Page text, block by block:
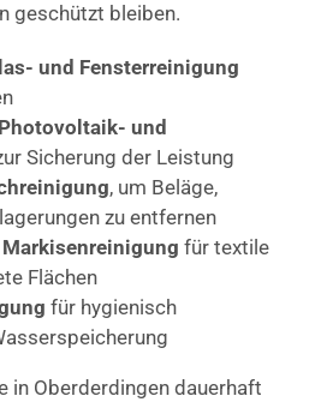
geschützt bleiben.
und Fensterreinigung
Photovoltaik- und
Sicherung der Leistung
, um Beläge,
zu entfernen
Markisenreinigung für textile
Flächen
für hygienisch
in Oberderdingen dauerhaft